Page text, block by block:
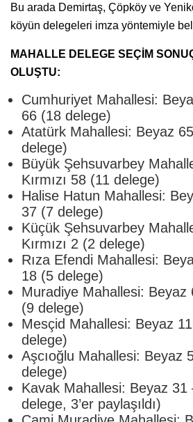
Bu arada Demirtaş, Çöpköy ve
köyün delegeleri imza yöntemiyle
MAHALLE DELEGE SEÇİM
OLUŞTU:
Cumhuriyet Mahallesi:
66 (18 delege)
Atatürk Mahallesi: Beyaz 65
delege)
Büyük Şehsuvarbey
Kırmızı 58 (11 delege)
Halise Hatun Mahallesi:
37 (7 delege)
Küçük Şehsuvarbey
Kırmızı 2 (2 delege)
Rıza Efendi Mahallesi:
18 (5 delege)
Muradiye Mahallesi: Beyaz
(9 delege)
Mesçid Mahallesi: Beyaz
delege)
Aşcıoğlu Mahallesi: Beyaz
delege)
Kavak Mahallesi: Beyaz 31
delege, 3’er paylaşıldı)